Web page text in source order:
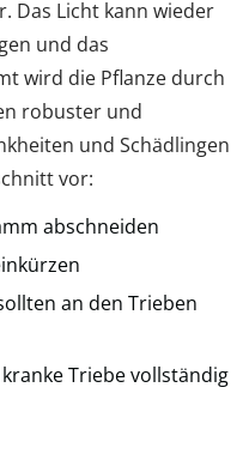
Das Licht kann wieder
und das
wird die Pflanze durch
robuster und
und Schädlingen
vor:
abschneiden
an den Trieben
Triebe vollständig